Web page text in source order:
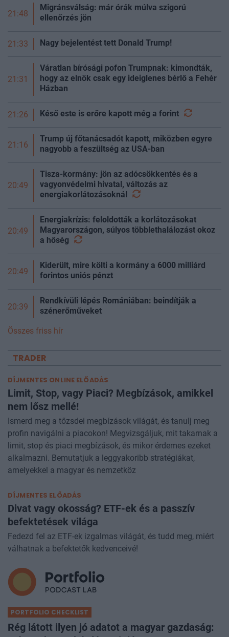
21:48
Migránsválság: már órák múlva szigorú
ellenőrzés jön
21:33 Nagy bejelentést tett Donald Trump!
21:31
Váratlan bírósági pofon Trumpnak: kimondták,
hogy az elnök csak egy ideiglenes bérlő a Fehér
Házban
21:26 Késő este is erőre kapott még a forint
21:16
Trump új főtanácsadót kapott, miközben egyre
nagyobb a feszültség az USA-ban
20:49
Tisza-kormány: jön az adócsökkentés és a
vagyonvédelmi hivatal, változás az
energiakorlátozásoknál
20:49
Energiakrízis: feloldották a korlátozásokat
Magyarországon, súlyos többlethalálozást okoz
a hőség
20:49
Kiderült, mire költi a kormány a 6000 milliárd
forintos uniós pénzt
20:39
Rendkívüli lépés Romániában: beindítják a
szénerőműveket
Összes friss hír
TRADER
DÍJMENTES ONLINE ELŐADÁS
Limit, Stop, vagy Piaci? Megbízások, amikkel
nem lősz mellé!
Ismerd meg a tőzsdei megbízások világát, és tanulj meg
profin navigálni a piacokon! Megvizsgáljuk, mit takarnak a
limit, stop és piaci megbízások, és mikor érdemes ezeket
alkalmazni. Bemutatjuk a leggyakoribb stratégiákat,
amelyekkel a magyar és nemzetköz
DÍJMENTES ELŐADÁS
Divat vagy okosság? ETF-ek és a passzív
befektetések világa
Fedezd fel az ETF-ek izgalmas világát, és tudd meg, miért
válhatnak a befektetők kedvenceivé!
PORTFOLIO CHECKLIST
Rég látott ilyen jó adatot a magyar gazdaság: